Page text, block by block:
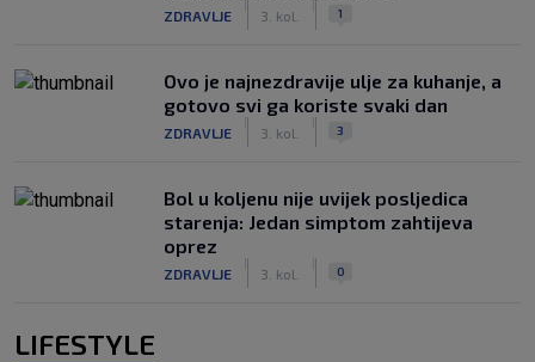
ZDRAVLJE 3. kol. 1
Ovo je najnezdravije ulje za kuhanje, a
gotovo svi ga koriste svaki dan
ZDRAVLJE 3. kol. 3
Bol u koljenu nije uvijek posljedica
starenja: Jedan simptom zahtijeva
oprez
ZDRAVLJE 3. kol. 0
LIFESTYLE